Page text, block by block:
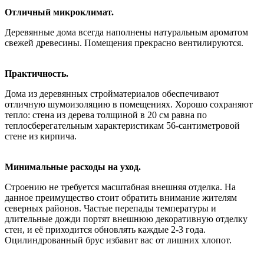
Отличный микроклимат.
Деревянные дома всегда наполнены натуральным ароматом
свежей древесины. Помещения прекрасно вентилируются.
Практичность.
Дома из деревянных стройматериалов обеспечивают
отличную шумоизоляцию в помещениях. Хорошо сохраняют
тепло: стена из дерева толщиной в 20 см равна по
теплосберегательным характеристикам 56-сантиметровой
стене из кирпича.
Минимальные расходы на уход.
Строению не требуется масштабная внешняя отделка. На
данное преимущество стоит обратить внимание жителям
северных районов. Частые перепады температуры и
длительные дожди портят внешнюю декоративную отделку
стен, и её приходится обновлять каждые 2-3 года.
Оцилиндрованный брус избавит вас от лишних хлопот.